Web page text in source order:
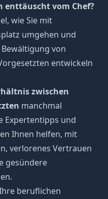
enttäuscht vom Chef?
wie Sie mit
umgehen und
von
entwickeln
zwischen
manchmal
Expertentipps und
Ihnen helfen, mit
verlorenes Vertrauen
gesündere
beruflichen